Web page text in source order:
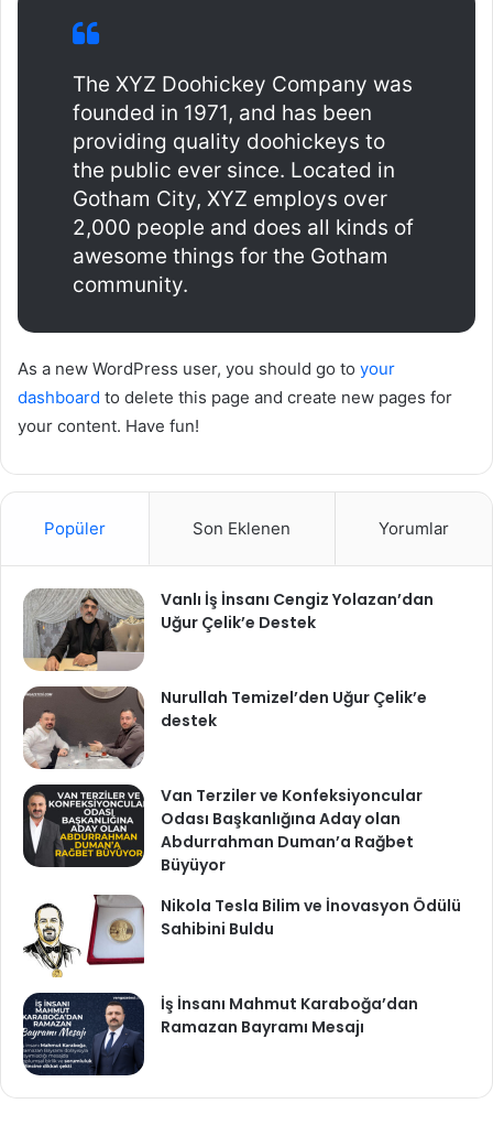
The XYZ Doohickey Company was
founded in 1971, and has been
providing quality doohickeys to
the public ever since. Located in
Gotham City, XYZ employs over
2,000 people and does all kinds of
awesome things for the Gotham
community.
As a new WordPress user, you should go to your
dashboard to delete this page and create new pages for
your content. Have fun!
Popüler Son Eklenen Yorumlar
Vanlı İş İnsanı Cengiz Yolazan’dan
Uğur Çelik’e Destek
Nurullah Temizel’den Uğur Çelik’e
destek
Van Terziler ve Konfeksiyoncular
Odası Başkanlığına Aday olan
Abdurrahman Duman’a Rağbet
Büyüyor
Nikola Tesla Bilim ve İnovasyon Ödülü
Sahibini Buldu
İş İnsanı Mahmut Karaboğa’dan
Ramazan Bayramı Mesajı